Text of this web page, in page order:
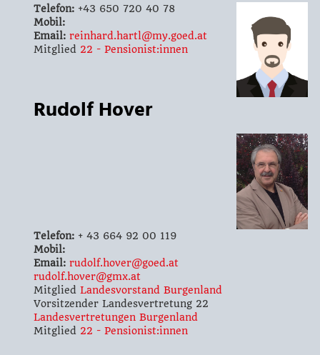
Telefon:+43 650 720 40 78
Mobil:
Email: reinhard.hartl@my.goed.at
Mitglied 22 - Pensionist:innen
Rudolf Hover
Telefon:+ 43 664 92 00 119
Mobil:
Email: rudolf.hover@goed.at
rudolf.hover@gmx.at
Mitglied Landesvorstand Burgenland
Vorsitzender Landesvertretung 22
Landesvertretungen Burgenland
Mitglied 22 - Pensionist:innen